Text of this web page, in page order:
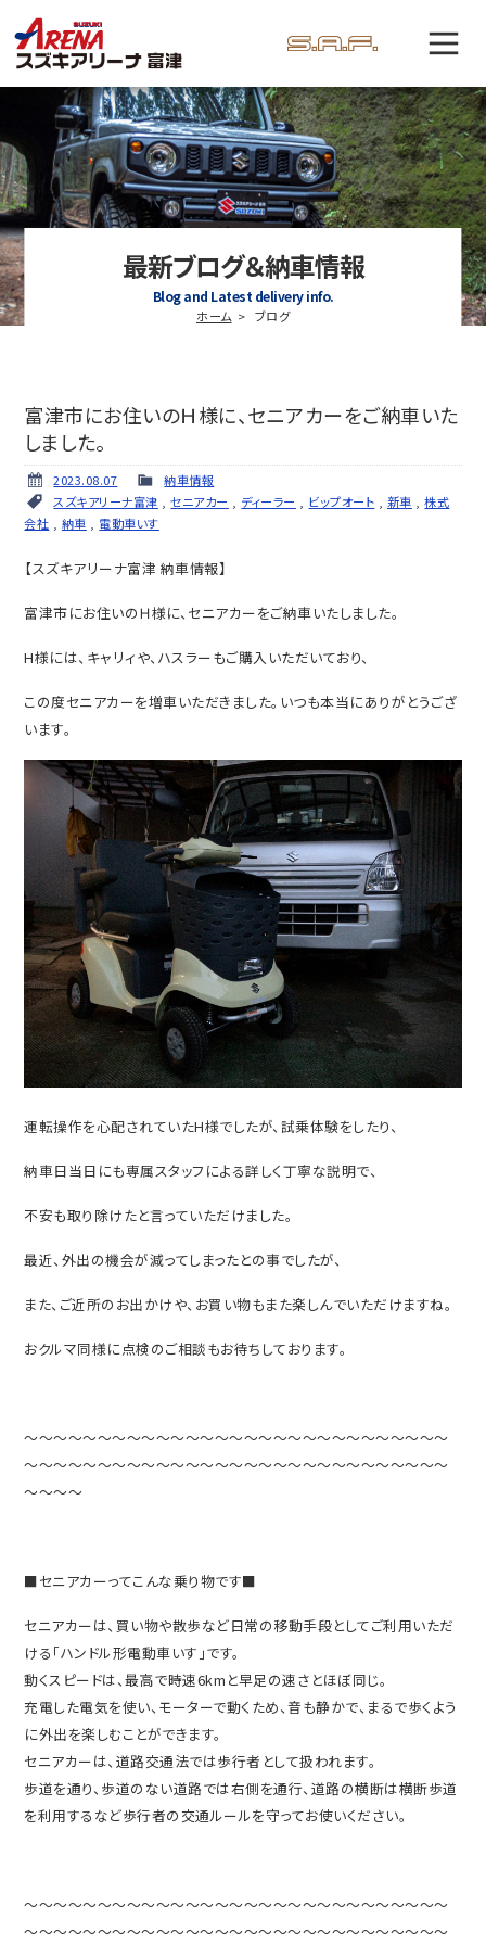
最新ブログ＆納車情報
Blog and Latest delivery info.
ホーム ブログ
富津市にお住いのＨ様に、セニアカーをご納車いた
しました。
2023.08.07
納車情報
スズキアリーナ富津 ,セニアカー ディーラー ビップオート 新車 ,株式
会社
納車 電動車いす
【スズキアリーナ富津 納車情報】
富津市にお住いのＨ様に、セニアカーをご納車いたしました。
H様には、キャリィや、ハスラーもご購入いただいており、
この度セニアカーを増車いただきました。いつも本当にありがとうござ
います。
運転操作を心配されていたH様でしたが、試乗体験をしたり、
納車日当日にも専属スタッフによる詳しく丁寧な説明で、
不安も取り除けたと言っていただけました。
最近、外出の機会が減ってしまったとの事でしたが、
また、ご近所のお出かけや、お買い物もまた楽しんでいただけますね。
おクルマ同様に点検のご相談もお待ちしております。
～～～～～～～～～～～～～～～～～～～～～～～～～～～～～
～～～～～～～～～～～～～～～～～～～～～～～～～～～～～
～～～～
■セニアカーってこんな乗り物です■
セニアカーは、買い物や散歩など日常の移動手段としてご利用いただ
ける「ハンドル形電動車いす」です。
動くスピードは、最高で時速6kmと早足の速さとほぼ同じ。
充電した電気を使い、モーターで動くため、音も静かで、まるで歩くよう
に外出を楽しむことができます。
セニアカーは、道路交通法では歩行者として扱われます。
歩道を通り、歩道のない道路では右側を通行、道路の横断は横断歩道
を利用するなど歩行者の交通ルールを守ってお使いください。
～～～～～～～～～～～～～～～～～～～～～～～～～～～～～
～～～～～～～～～～～～～～～～～～～～～～～～～～～～～